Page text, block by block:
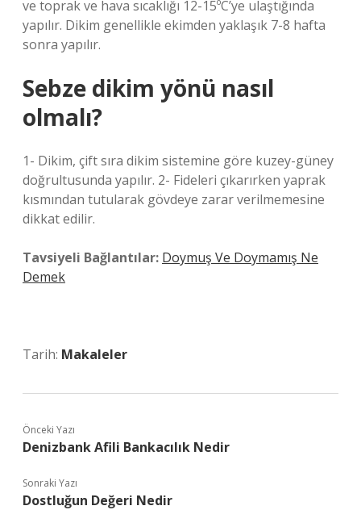
ve toprak ve hava sıcaklığı 12-15ºC’ye ulaştığında
yapılır. Dikim genellikle ekimden yaklaşık 7-8 hafta
sonra yapılır.
Sebze dikim yönü nasıl
olmalı?
1- Dikim, çift sıra dikim sistemine göre kuzey-güney
doğrultusunda yapılır. 2- Fideleri çıkarırken yaprak
kısmından tutularak gövdeye zarar verilmemesine
dikkat edilir.
Tavsiyeli Bağlantılar: Doymuş Ve Doymamış Ne
Demek
Tarih: Makaleler
Önceki Yazı
Denizbank Afili Bankacılık Nedir
Sonraki Yazı
Dostluğun Değeri Nedir